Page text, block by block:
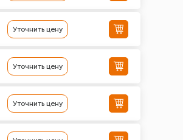
Уточнить цену
Уточнить цену
Уточнить цену